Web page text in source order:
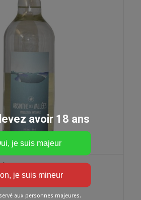
avoir 18 ans
aux personnes majeures.